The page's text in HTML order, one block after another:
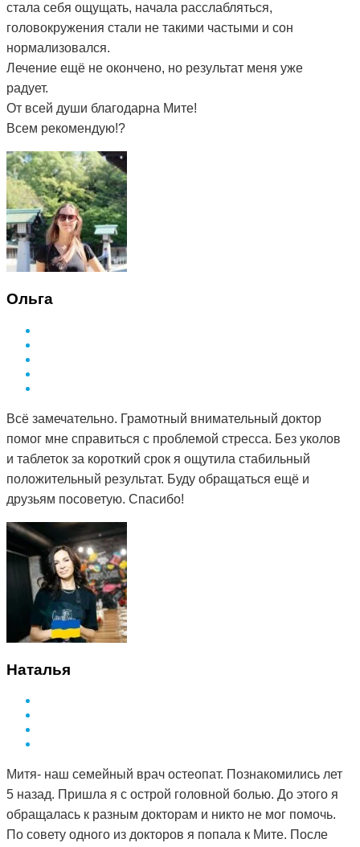
стала себя ощущать, начала расслабляться,
головокружения стали не такими частыми и сон
нормализовался.
Лечение ещё не окончено, но результат меня уже
радует.
От всей души благодарна Мите!
Всем рекомендую!?
Ольга
Всё замечательно. Грамотный внимательный доктор
помог мне справиться с проблемой стресса. Без уколов
и таблеток за короткий срок я ощутила стабильный
положительный результат. Буду обращаться ещё и
друзьям посоветую. Спасибо!
Наталья
Митя- наш семейный врач остеопат. Познакомились лет
5 назад. Пришла я с острой головной болью. До этого я
обращалась к разным докторам и никто не мог помочь.
По совету одного из докторов я попала к Мите. После